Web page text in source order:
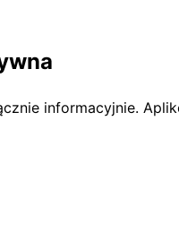
informacyjnie.